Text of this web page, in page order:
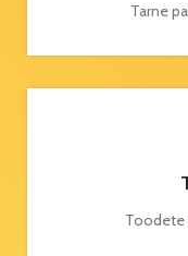
Tarne
Toodete